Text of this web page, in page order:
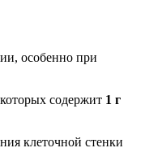
особенно при
содержит 1 г
клеточной стенки